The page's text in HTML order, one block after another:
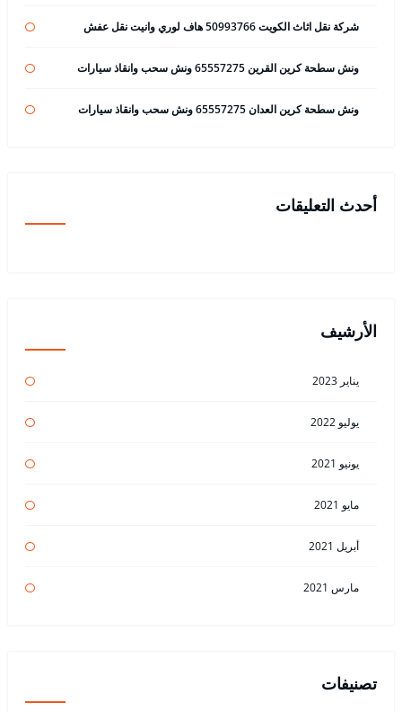
شركة نقل اثاث الكويت 50993766 هاف لوري وانيت نقل عفش
ونش سطحة كرين القرين 65557275 ونش سحب وانقاذ سيارات
ونش سطحة كرين العدان 65557275 ونش سحب وانقاذ سيارات
أحدث التعليقات
الأرشيف
يناير 2023
يوليو 2022
يونيو 2021
مايو 2021
أبريل 2021
مارس 2021
تصنيفات